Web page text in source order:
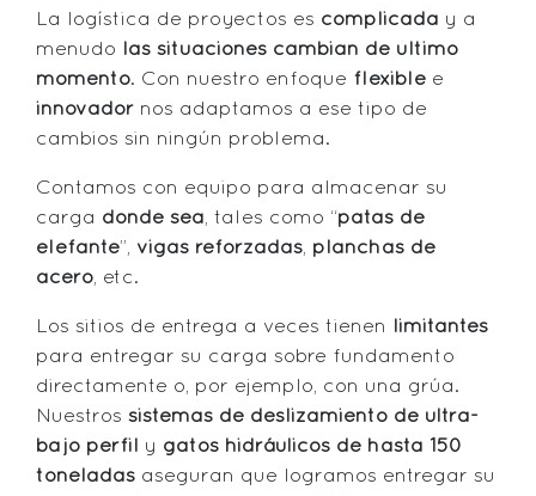
SERVICIOS
PROYECTOS
CONTÁCTENOS
La logística de proyectos es complicada y a
menudo las situaciones cambian de último
momento. Con nuestro enfoque flexible e
innovador nos adaptamos a ese tipo de
cambios sin ningún problema.
Contamos con equipo para almacenar su
carga donde sea, tales como “patas de
elefante”, vigas reforzadas, planchas de
acero, etc.
Los sitios de entrega a veces tienen limitantes
para entregar su carga sobre fundamento
directamente o, por ejemplo, con una grúa.
Nuestros sistemas de deslizamiento de ultra-
bajo perfil y gatos hidráulicos de hasta 150
toneladas aseguran que logramos entregar su